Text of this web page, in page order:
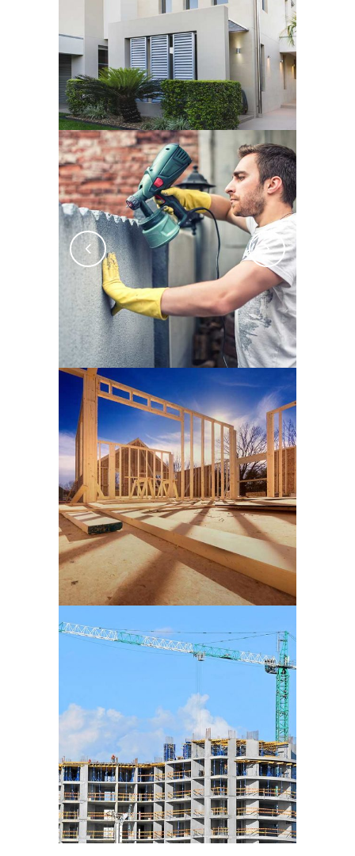
SIN CATEGORÍA
Portugal Road Trip
Gallery
SIN CATEGORÍA
Recent Trends in
Storytelling
SIN CATEGORÍA
Josh Woodward Already
SIN CATEGORÍA